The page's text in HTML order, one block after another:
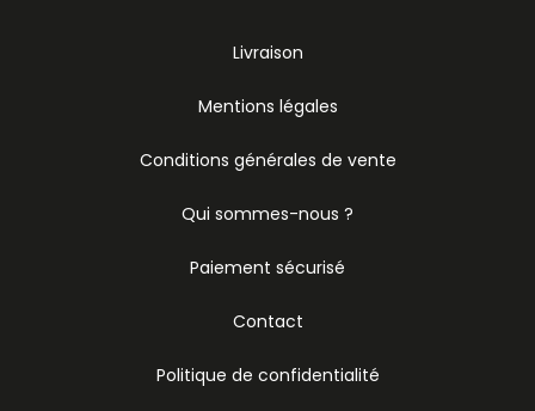
Livraison
Mentions légales
Conditions générales de vente
Qui sommes-nous ?
Paiement sécurisé
Contact
Politique de confidentialité